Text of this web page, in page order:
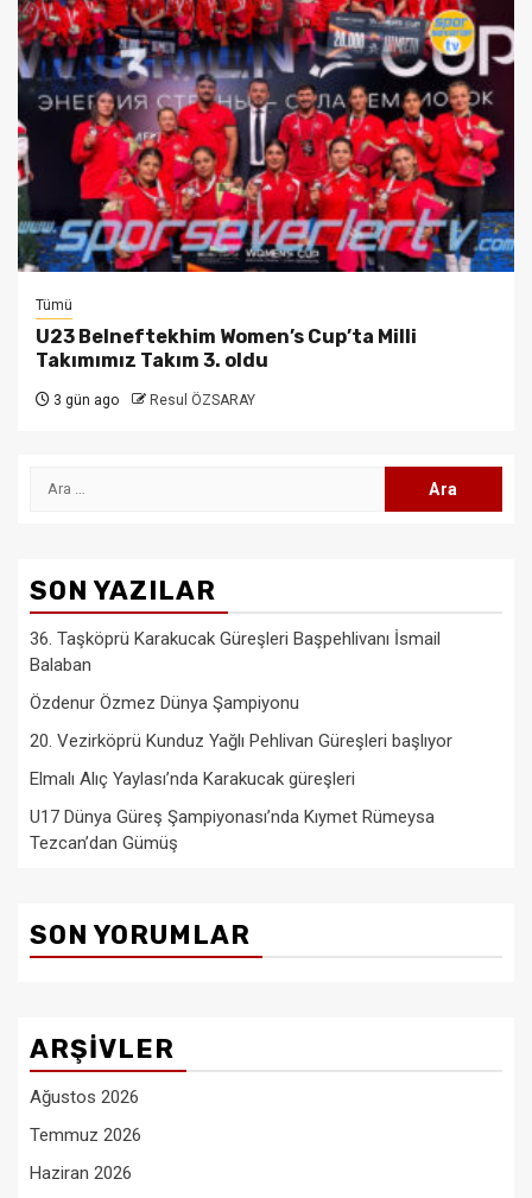
Tümü
U23 Belneftekhim Women’s Cup’ta Milli
Takımımız Takım 3. oldu
3 gün ago Resul ÖZSARAY
Arama:
SON YAZILAR
36. Taşköprü Karakucak Güreşleri Başpehlivanı İsmail
Balaban
Özdenur Özmez Dünya Şampiyonu
20. Vezirköprü Kunduz Yağlı Pehlivan Güreşleri başlıyor
Elmalı Alıç Yaylası’nda Karakucak güreşleri
U17 Dünya Güreş Şampiyonası’nda Kıymet Rümeysa
Tezcan’dan Gümüş
SON YORUMLAR
ARŞIVLER
Ağustos 2026
Temmuz 2026
Haziran 2026